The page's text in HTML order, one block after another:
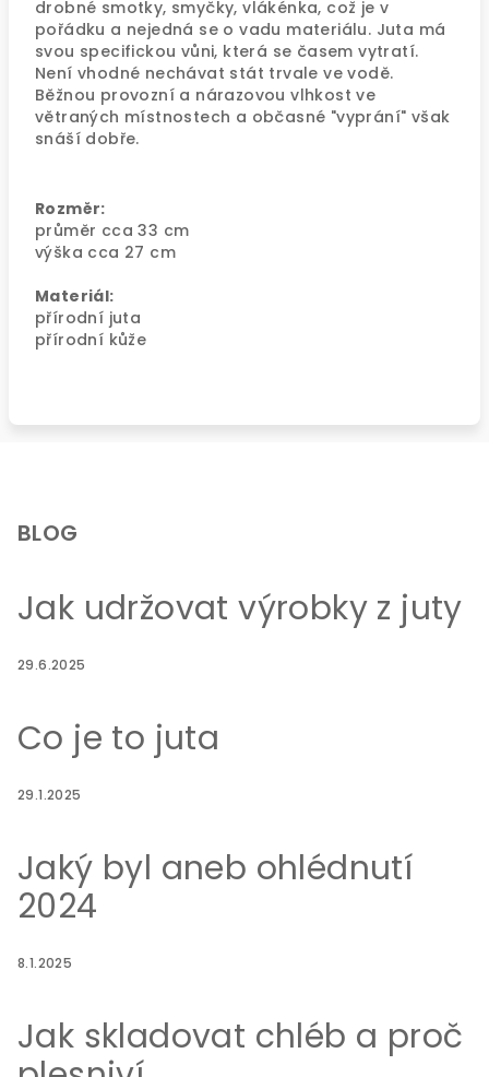
drobné smotky, smyčky, vlákénka, což je v
pořádku a nejedná se o vadu materiálu. Juta má
svou specifickou vůni, která se časem vytratí.
Není vhodné nechávat stát trvale ve vodě.
Běžnou provozní a nárazovou vlhkost ve
větraných místnostech a občasné "vyprání" však
snáší dobře.
Rozměr:
průměr cca 33 cm
výška cca 27 cm
Materiál:
přírodní juta
přírodní kůže
BLOG
Jak udržovat výrobky z juty
29.6.2025
Co je to juta
29.1.2025
Jaký byl aneb ohlédnutí
2024
8.1.2025
Jak skladovat chléb a proč